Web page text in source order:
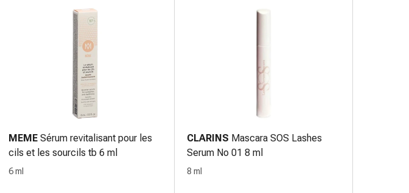
MEME Sérum revitalisant pour les
cils et les sourcils tb 6 ml
6 ml
CLARINS Mascara SOS Lashes
Serum No 01 8 ml
8 ml